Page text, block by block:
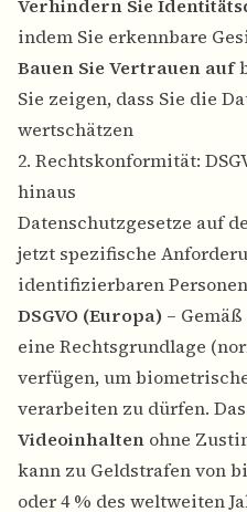
Verhindern Sie
indem Sie erkennbare
Bauen Sie Vertrauen auf
Sie zeigen, dass Sie die
wertschätzen
2. Rechtskonformität:
hinaus
Datenschutzgesetze auf
jetzt spezifische
identifizierbaren
DSGVO (Europa) –
eine Rechtsgrundlage
verfügen, um
verarbeiten zu dürfen.
Videoinhalten ohne
kann zu Geldstrafen von
oder 4 % des weltweiten